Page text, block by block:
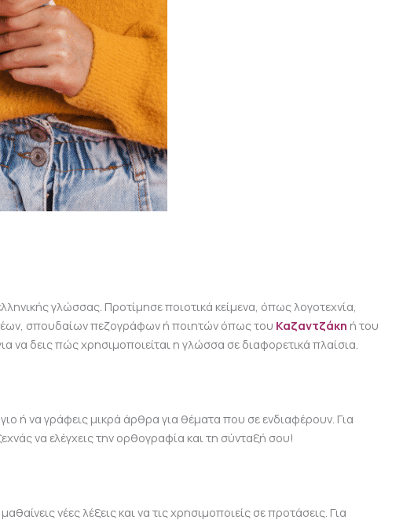
γλώσσας. Προτίμησε ποιοτικά κείμενα, όπως λογοτεχνία,
σπουδαίων πεζογράφων ή ποιητών όπως του Καζαντζάκη ή του
να δεις πώς χρησιμοποιείται η γλώσσα σε διαφορετικά πλαίσια.
ή να γράφεις μικρά άρθρα για θέματα που σε ενδιαφέρουν. Για
να ελέγχεις την ορθογραφία και τη σύνταξή σου!
νέες λέξεις και να τις χρησιμοποιείς σε προτάσεις. Για